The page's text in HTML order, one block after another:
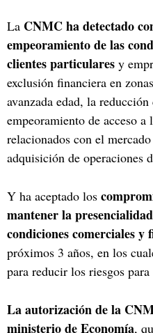
La CNMC ha detectado
empeoramiento de las
clientes particulares y
exclusión financiera en
avanzada edad, la
empeoramiento de acceso a
relacionados con el
adquisición de operaciones
Y ha aceptado los
mantener la
condiciones comerciales y
próximos 3 años, en los
para reducir los riesgos
La autorización de la
ministerio de Economía,